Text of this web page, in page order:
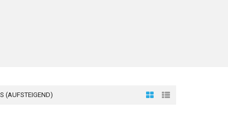
(AUFSTEIGEND)